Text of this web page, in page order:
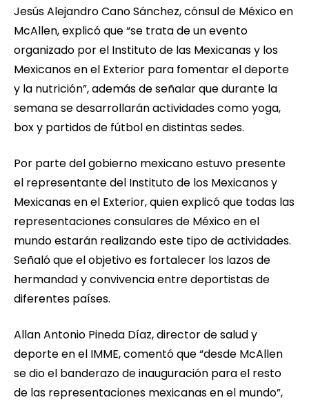
Jesús Alejandro Cano Sánchez, cónsul de México en
McAllen, explicó que “se trata de un evento
organizado por el Instituto de las Mexicanas y los
Mexicanos en el Exterior para fomentar el deporte
y la nutrición”, además de señalar que durante la
semana se desarrollarán actividades como yoga,
box y partidos de fútbol en distintas sedes.
Por parte del gobierno mexicano estuvo presente
el representante del Instituto de los Mexicanos y
Mexicanas en el Exterior, quien explicó que todas las
representaciones consulares de México en el
mundo estarán realizando este tipo de actividades.
Señaló que el objetivo es fortalecer los lazos de
hermandad y convivencia entre deportistas de
diferentes países.
Allan Antonio Pineda Díaz, director de salud y
deporte en el IMME, comentó que “desde McAllen
se dio el banderazo de inauguración para el resto
de las representaciones mexicanas en el mundo”,